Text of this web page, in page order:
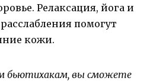
Релаксация, йога и
помогут
кожи.
бьютихакам, вы сможете